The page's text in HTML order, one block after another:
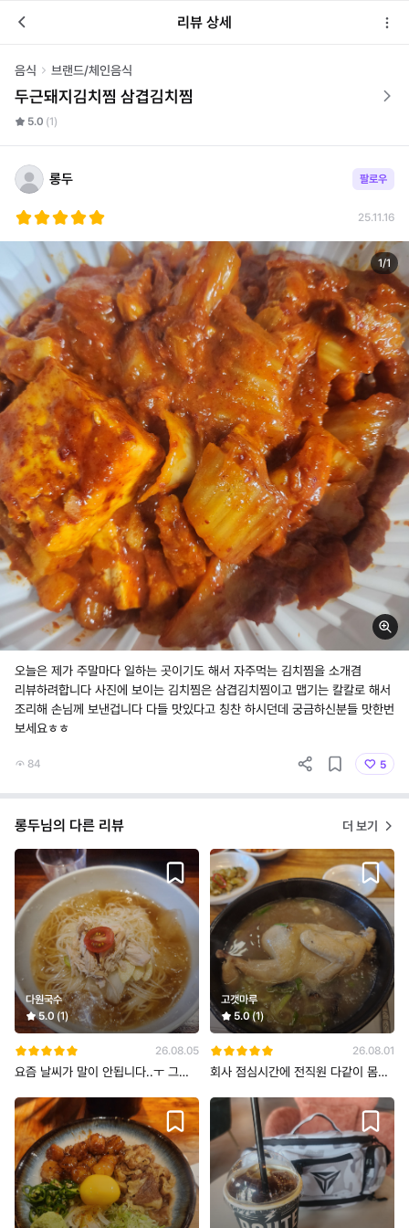
리뷰 상세
음식 브랜드/체인음식
두근돼지김치찜 삼겹김치찜
5.0 (1)
롱두 팔로우
25.11.16
1/1
오늘은 제가 주말마다 일하는 곳이기도 해서 자주먹는 김치찜을 소개겸
리뷰하려합니다 사진에 보이는 김치찜은 삼겹김치찜이고 맵기는 칼칼로 해서
조리해 손님께 보낸겁니다 다들 맛있다고 칭찬 하시던데 궁금하신분들 맛한번
보세요ㅎㅎ
84 5
롱두님의 다른 리뷰 더 보기
다원국수
5.0 (1)
26.08.05
요즘 날씨가 말이 안됩니다..ㅜ 그래
고갯마루
5.0(1)
26.08.01
회사 점심시간에 전직원 다같이 몸보
가격은